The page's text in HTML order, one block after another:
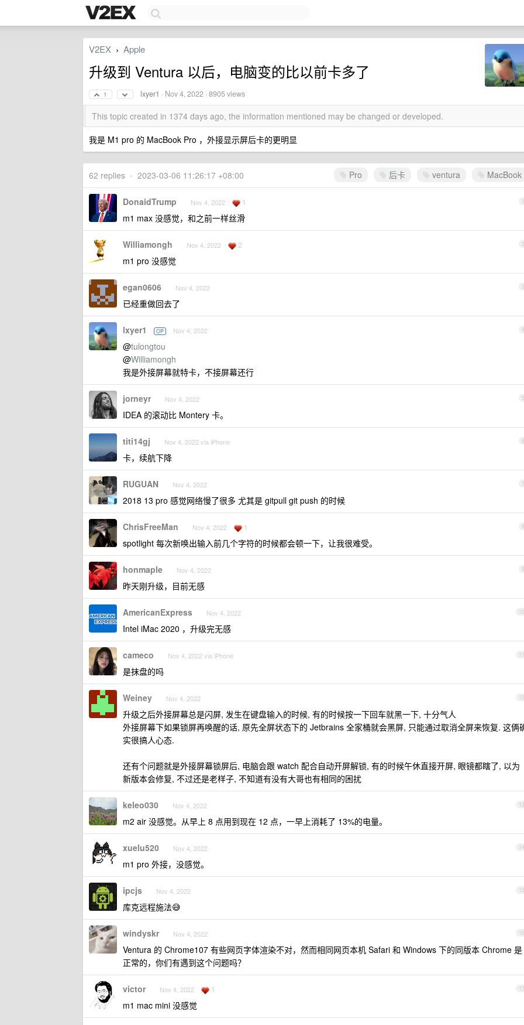
V2EX › Apple
升级到 Ventura 以后，电脑变的比以前卡多了
1 lxyer1 · Nov 4, 2022 · 8905 views
This topic created in 1374 days ago, the information mentioned may be changed or developed.
我是 M1 pro 的 MacBook Pro ，外接显示屏后卡的更明显
Pro 后卡 ventura MacBook
62 replies • 2023-03-06 11:26:17 +08:00
1
DonaidTrump Nov 4, 2022 1
m1 max 没感觉，和之前一样丝滑
2
Williamongh Nov 4, 2022 2
m1 pro 没感觉
3
egan0606 Nov 4, 2022
已经重做回去了
4
lxyer1 OP Nov 4, 2022
@tulongtou
@Williamongh
我是外接屏幕就特卡，不接屏幕还行
5
jorneyr Nov 4, 2022
IDEA 的滚动比 Montery 卡。
6
titi14gj Nov 4, 2022 via iPhone
卡，续航下降
7
RUGUAN Nov 4, 2022
2018 13 pro 感觉网络慢了很多 尤其是 gitpull git push 的时候
8
ChrisFreeMan Nov 4, 2022 1
spotlight 每次新唤出输入前几个字符的时候都会顿一下，让我很难受。
9
honmaple Nov 4, 2022
昨天刚升级，目前无感
10
AmericanExpress Nov 4, 2022
Intel iMac 2020 ，升级完无感
11
cameco Nov 4, 2022 via iPhone
是抹盘的吗
12
Weiney Nov 4, 2022
升级之后外接屏幕总是闪屏, 发生在键盘输入的时候, 有的时候按一下回车就黑一下, 十分气人
外接屏幕下如果锁屏再唤醒的话, 原先全屏状态下的 Jetbrains 全家桶就会黑屏, 只能通过取消全屏来恢复. 这俩
实很搞人心态.
还有个问题就是外接屏幕锁屏后, 电脑会跟 watch 配合自动开屏解锁, 有的时候午休直接开屏, 眼镜都瞎了, 以为
新版本会修复, 不过还是老样子, 不知道有没有大哥也有相同的困扰
13
keleo030 Nov 4, 2022
m2 air 没感觉。从早上 8 点用到现在 12 点，一早上消耗了 13%的电量。
14
xuelu520 Nov 4, 2022
m1 pro 外接，没感觉。
15
ipcjs Nov 4, 2022
库克远程施法😅
16
windyskr Nov 4, 2022
Ventura 的 Chrome107 有些网页字体渲染不对，然而相同网页本机 Safari 和 Windows 下的同版本 Chrome 是
正常的，你们有遇到这个问题吗？
17
victor Nov 4, 2022 1
m1 mac mini 没感觉